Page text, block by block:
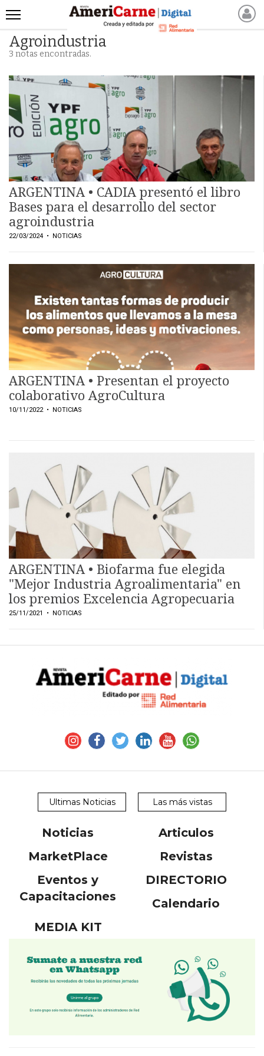
INICIO
NOTICIAS
ARTICULOS
PRODUCCIÓN
PROCESO
PRODUCTO
NUEVOS PRODUCTOS
MARKETPLACE
REVISTAS
REVISTAS
CATÁLOGO DE CORTES
CAPACITACIONES
DIRECTORIO
CALENDARIO
MEDIA KIT
TEMAS DESTACADOS
CARNE
FRIGORIFICO
VACAS
CONCURSO
PREMIO
SERVICIOS
CONDICIONES
Agroindustria
3 notas encontradas.
ARGENTINA • CADIA presentó el libro
Bases para el desarrollo del sector
agroindustria
22/03/2024 • NOTICIAS
ARGENTINA • Presentan el proyecto
colaborativo AgroCultura
10/11/2022• NOTICIAS
ARGENTINA • Biofarma fue elegida
"Mejor Industria Agroalimentaria" en
los premios Excelencia Agropecuaria
25/11/2021 • NOTICIAS
Ultimas Noticias Las más vistas
Noticias
Articulos
MarketPlace
Revistas
Eventos y
Capacitaciones
DIRECTORIO
Calendario
MEDIA KIT